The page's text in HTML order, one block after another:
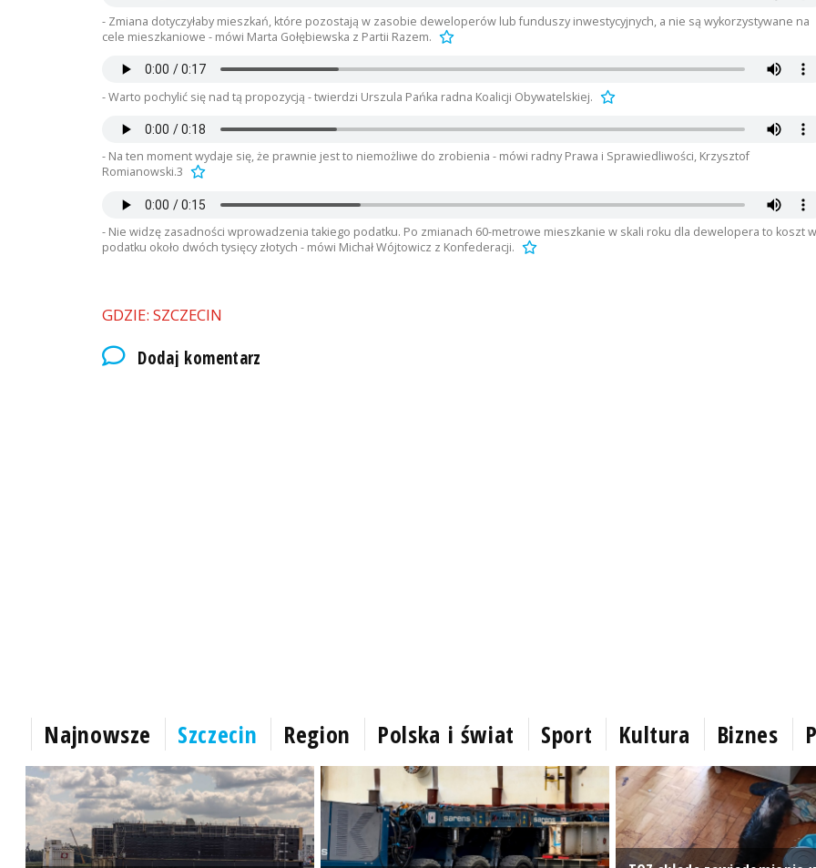
- Zmiana dotyczyłaby mieszkań, które pozostają w zasobie deweloperów lub funduszy inwestycyjnych, a nie są wykorzystywane na
cele mieszkaniowe - mówi Marta Gołębiewska z Partii Razem.
- Warto pochylić się nad tą propozycją - twierdzi Urszula Pańka radna Koalicji Obywatelskiej.
- Na ten moment wydaje się, że prawnie jest to niemożliwe do zrobienia - mówi radny Prawa i Sprawiedliwości, Krzysztof
Romianowski.3
- Nie widzę zasadności wprowadzenia takiego podatku. Po zmianach 60-metrowe mieszkanie w skali roku dla dewelopera to koszt w
podatku około dwóch tysięcy złotych - mówi Michał Wójtowicz z Konfederacji.
GDZIE: SZCZECIN
Dodaj komentarz
Najnowsze Szczecin Region Polska i świat Sport Kultura Biznes